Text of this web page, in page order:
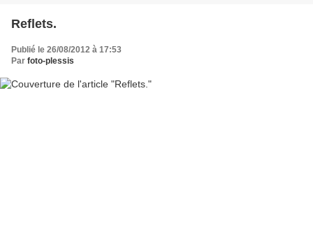
Reflets.
Publié le 26/08/2012 à 17:53
Par foto-plessis